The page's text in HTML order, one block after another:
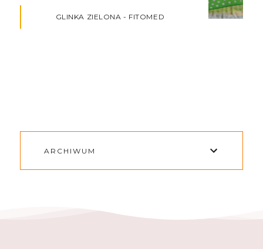
GLINKA ZIELONA - FITOMED
ARCHIWUM